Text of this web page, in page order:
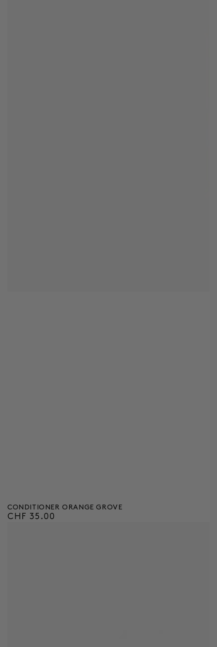
CONDITIONER ORANGE GROVE
Regulärer
CHF 35.00